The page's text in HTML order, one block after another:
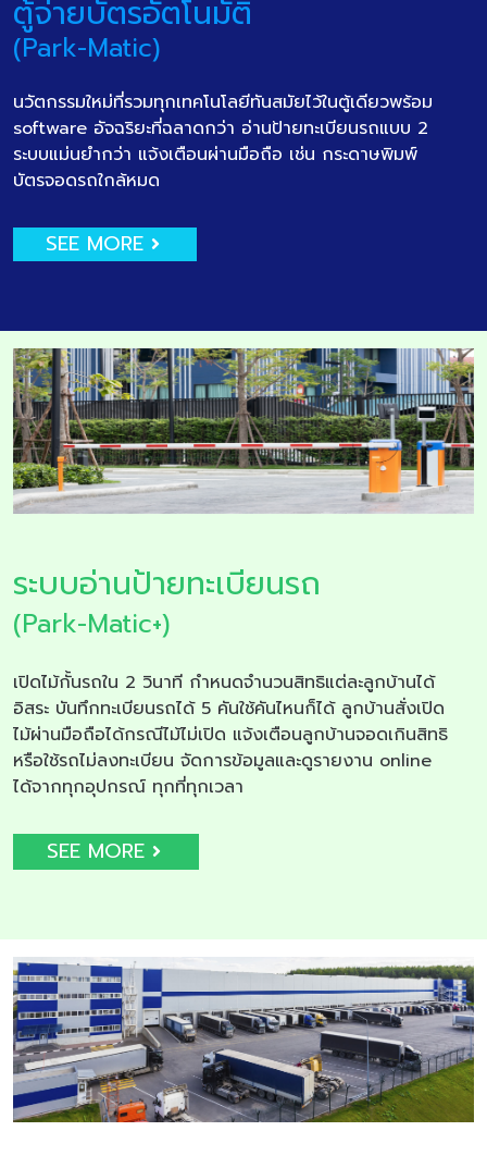
ตู้จ่ายบัตรอัตโนมัติ
(Park-Matic)
นวัตกรรมใหม่ที่รวมทุกเทคโนโลยีทันสมัยไว้ในตู้เดียวพร้อม
software อัจฉริยะที่ฉลาดกว่า อ่านป้ายทะเบียนรถแบบ 2
ระบบแม่นยำกว่า แจ้งเตือนผ่านมือถือ เช่น กระดาษพิมพ์
บัตรจอดรถใกล้หมด
SEE MORE
ระบบอ่านป้ายทะเบียนรถ
(Park-Matic+)
เปิดไม้กั้นรถใน 2 วินาที กำหนดจำนวนสิทธิแต่ละลูกบ้านได้
อิสระ บันทึกทะเบียนรถได้ 5 คันใช้คันไหนก็ได้ ลูกบ้านสั่งเปิด
ไม้ผ่านมือถือได้กรณีไม้ไม่เปิด แจ้งเตือนลูกบ้านจอดเกินสิทธิ
หรือใช้รถไม่ลงทะเบียน จัดการข้อมูลและดูรายงาน online
ได้จากทุกอุปกรณ์ ทุกที่ทุกเวลา
SEE MORE